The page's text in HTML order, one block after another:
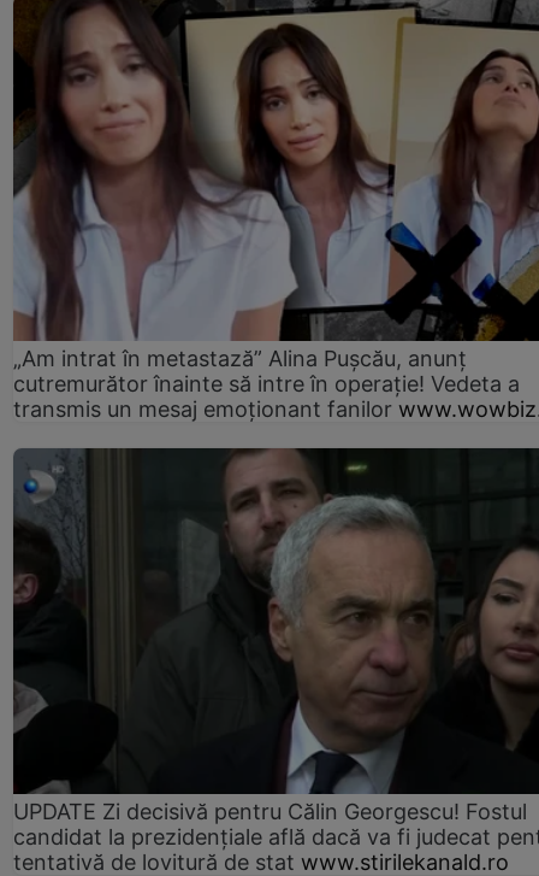
„Am intrat în metastază” Alina Pușcău, anunț
cutremurător înainte să intre în operație! Vedeta a
transmis un mesaj emoționant fanilor
UPDATE Zi decisivă pentru Călin Georgescu! Fostul
candidat la prezidențiale află dacă va fi judecat
tentativă de lovitură de stat www.stirilekanald.ro